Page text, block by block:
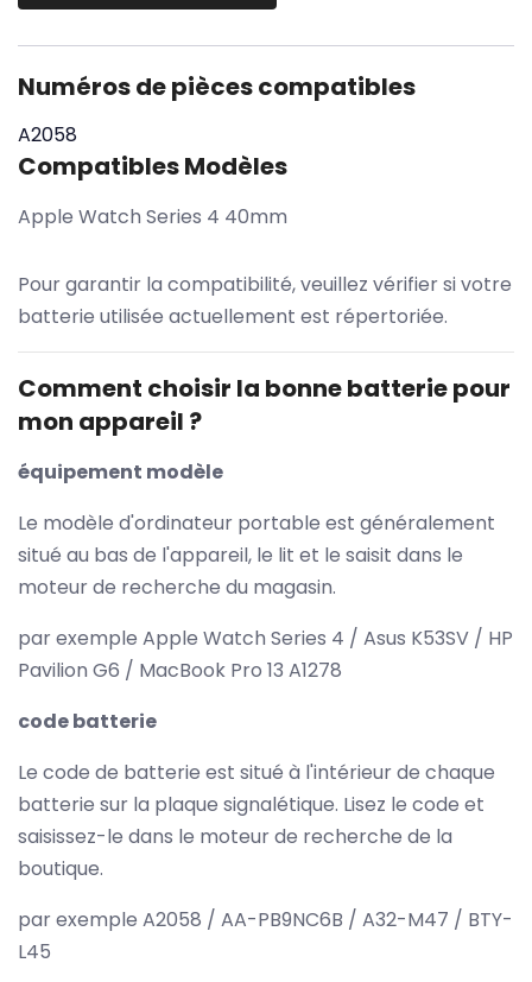
Numéros de pièces compatibles
A2058
Compatibles Modèles
Apple Watch Series 4 40mm
Pour garantir la compatibilité, veuillez vérifier si votre
batterie utilisée actuellement est répertoriée.
Comment choisir la bonne batterie pour
mon appareil ?
équipement modèle
Le modèle d'ordinateur portable est généralement
situé au bas de l'appareil, le lit et le saisit dans le
moteur de recherche du magasin.
par exemple Apple Watch Series 4 / Asus K53SV / HP
Pavilion G6 / MacBook Pro 13 A1278
code batterie
Le code de batterie est situé à l'intérieur de chaque
batterie sur la plaque signalétique. Lisez le code et
saisissez-le dans le moteur de recherche de la
boutique.
par exemple A2058 / AA-PB9NC6B / A32-M47 / BTY-
L45